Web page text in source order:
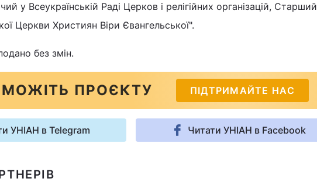
у Всеукраїнській Раді Церков і релігійних організацій, Старший
Церкви Християн Віри Євангельської".
без змін.
ПРОЄКТУ ПІДТРИМАЙТЕ НАС
УНІАН в Telegram Читати УНІАН в Facebook